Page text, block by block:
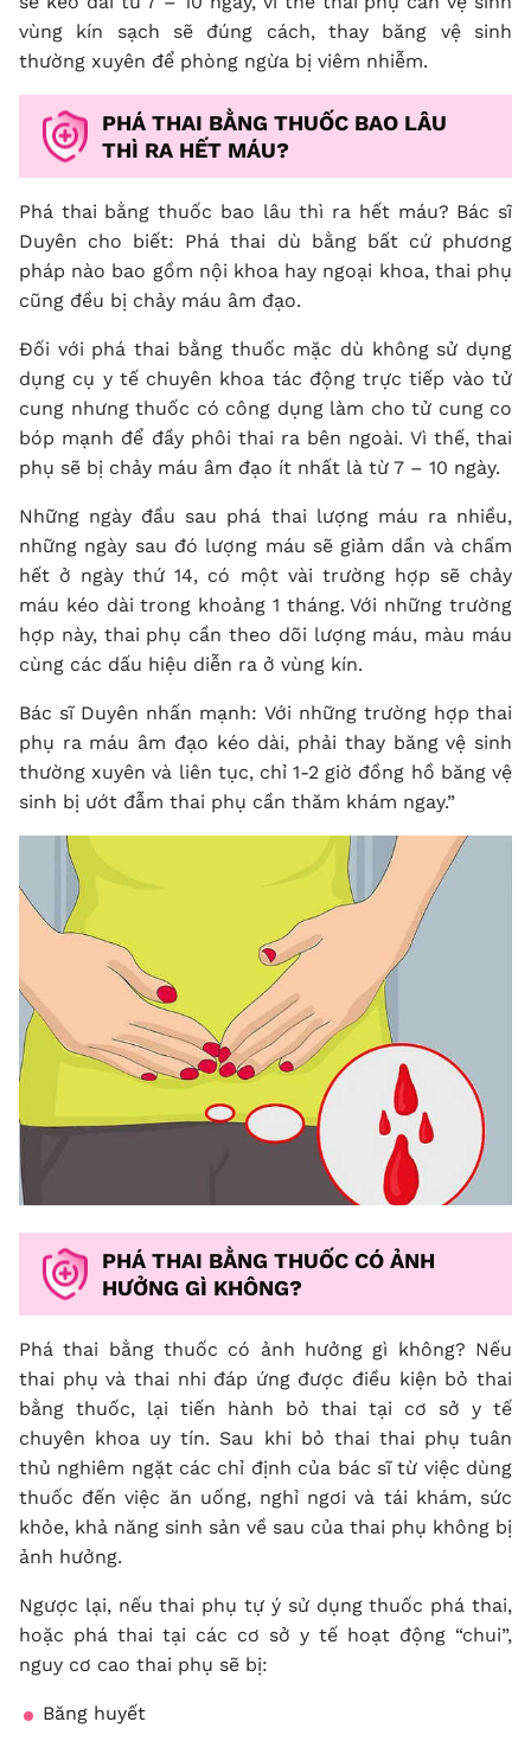
vùng kín sạch sẽ đúng cách, thay băng vệ sinh
thường xuyên để phòng ngừa bị viêm nhiễm.
PHÁ THAI BẰNG THUỐC BAO LÂU
THÌ RA HẾT MÁU?
Phá thai bằng thuốc bao lâu thì ra hết máu? Bác sĩ
Duyên cho biết: Phá thai dù bằng bất cứ phương
pháp nào bao gồm nội khoa hay ngoại khoa, thai phụ
cũng đều bị chảy máu âm đạo.
Đối với phá thai bằng thuốc mặc dù không sử dụng
dụng cụ y tế chuyên khoa tác động trực tiếp vào tử
cung nhưng thuốc có công dụng làm cho tử cung co
bóp mạnh để đầy phôi thai ra bên ngoài. Vì thế, thai
phụ sẽ bị chảy máu âm đạo ít nhất là từ 7 – 10 ngày.
Những ngày đầu sau phá thai lượng máu ra nhiều,
những ngày sau đó lượng máu sẽ giảm dần và chấm
hết ở ngày thứ 14, có một vài trường hợp sẽ chảy
máu kéo dài trong khoảng 1 tháng. Với những trường
hợp này, thai phụ cần theo dõi lượng máu, màu máu
cùng các dấu hiệu diễn ra ở vùng kín.
Bác sĩ Duyên nhấn mạnh: Với những trường hợp thai
phụ ra máu âm đạo kéo dài, phải thay băng vệ sinh
thường xuyên và liên tục, chỉ 1-2 giờ đồng hồ băng vệ
sinh bị ướt đẫm thai phụ cần thăm khám ngay.”
PHÁ THAI BẰNG THUỐC CÓ ẢNH
HƯỞNG GÌ KHÔNG?
Phá thai bằng thuốc có ảnh hưởng gì không? Nếu
thai phụ và thai nhi đáp ứng được điều kiện bỏ thai
bằng thuốc, lại tiến hành bỏ thai tại cơ sở y tế
chuyên khoa uy tín. Sau khi bỏ thai thai phụ tuân
thủ nghiêm ngặt các chỉ định của bác sĩ từ việc dùng
thuốc đến việc ăn uống, nghỉ ngơi và tái khám, sức
khỏe, khả năng sinh sản về sau của thai phụ không bị
ảnh hưởng.
Ngược lại, nếu thai phụ tự ý sử dụng thuốc phá thai,
hoặc phá thai tại các cơ sở y tế hoạt động “chui”,
nguy cơ cao thai phụ sẽ bị:
Băng huyết